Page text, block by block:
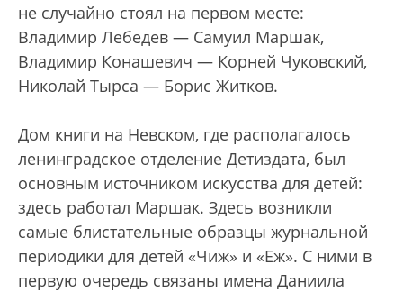
не случайно стоял на первом месте:
Владимир Лебедев — Самуил Маршак,
Владимир Конашевич — Корней Чуковский,
Николай Тырса — Борис Житков.
Дом книги на Невском, где располагалось
ленинградское отделение Детиздата, был
основным источником искусства для детей:
здесь работал Маршак. Здесь возникли
самые блис­тательные образцы журнальной
периодики для детей «Чиж» и «Еж». С ними в
первую очередь связаны имена Даниила